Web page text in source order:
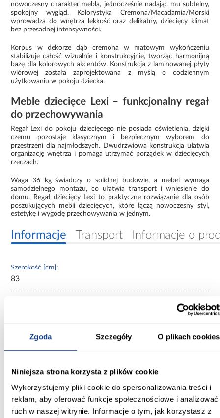
Zgoda Szczegóły O plikach cookies
Niniejsza strona korzysta z plików cookie
Wykorzystujemy pliki cookie do spersonalizowania treści i
reklam, aby oferować funkcje społecznościowe i analizować
ruch w naszej witrynie. Informacje o tym, jak korzystasz z
nowoczesny charakter mebla, jednocześnie nadając mu subtelny,
spokojny wygląd. Kolorystyka Cremona/Macadamia/Morski
wprowadza do wnętrza lekkość oraz delikatny, dziecięcy klimat
bez przesadnej intensywności.
Korpus w dekorze dąb cremona w matowym wykończeniu
stabilizuje całość wizualnie i konstrukcyjnie, tworząc harmonijną
bazę dla kolorowych akcentów. Konstrukcja z laminowanej płyty
wiórowej została zaprojektowana z myślą o codziennym
użytkowaniu w pokoju dziecka.
Meble dziecięce Lexi – funkcjonalny regał
do przechowywania
Regał Lexi do pokoju dziecięcego nie posiada oświetlenia, dzięki
czemu pozostaje klasycznym i bezpiecznym wyborem do
przestrzeni dla najmłodszych. Dwudrzwiowa konstrukcja ułatwia
organizację wnętrza i pomaga utrzymać porządek w dziecięcych
rzeczach.
Waga 36 kg świadczy o solidnej budowie, a mebel wymaga
samodzielnego montażu, co ułatwia transport i wniesienie do
domu. Regał dziecięcy Lexi to praktyczne rozwiązanie dla osób
poszukujących mebli dziecięcych, które łączą nowoczesny styl,
estetykę i wygodę przechowywania w jednym.
Informacje Transport Informacje o
Szerokość [cm]:
83
128.00
niebieskie
Kolor frontów:
Macadamia/Morski